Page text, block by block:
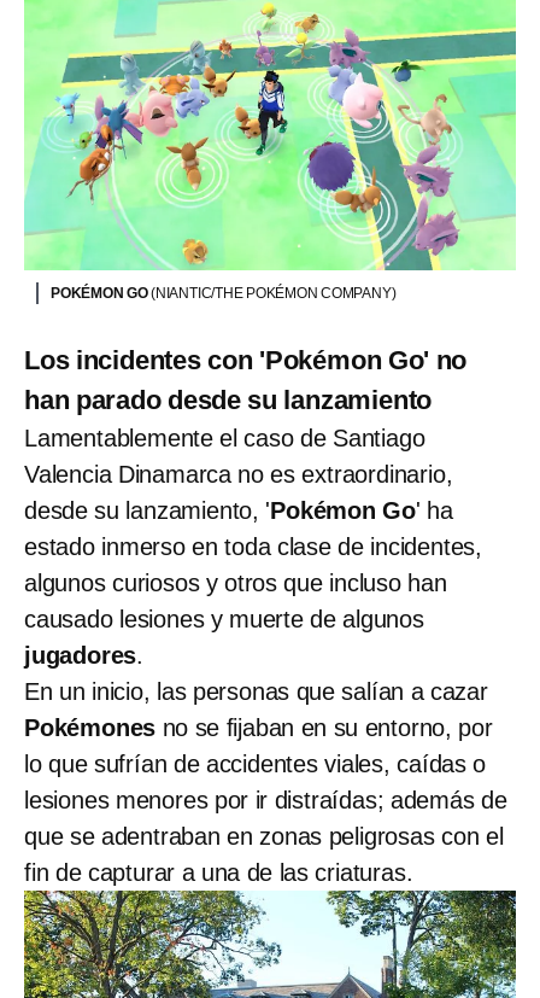
POKÉMON GO(NIANTIC/THE POKÉMON COMPANY)
Los incidentes con 'Pokémon Go' no
han parado desde su lanzamiento
Lamentablemente el caso de Santiago
Valencia Dinamarca no es extraordinario,
desde su lanzamiento, 'Pokémon Go' ha
estado inmerso en toda clase de incidentes,
algunos curiosos y otros que incluso han
causado lesiones y muerte de algunos
jugadores.
En un inicio, las personas que salían a cazar
Pokémones no se fijaban en su entorno, por
lo que sufrían de accidentes viales, caídas o
lesiones menores por ir distraídas; además de
que se adentraban en zonas peligrosas con el
fin de capturar a una de las criaturas.